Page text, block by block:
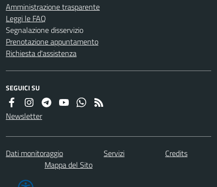
Amministrazione trasparente
Leggi le FAQ
Segnalazione disservizio
Prenotazione appuntamento
Richiesta d'assistenza
SEGUICI SU
Newsletter
Dati monitoraggio Servizi
Credits
Mappa del Sito